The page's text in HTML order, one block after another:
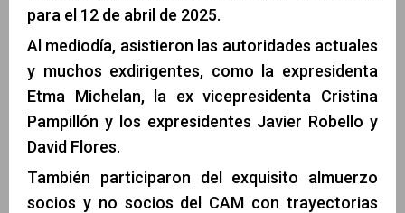
para el 12 de abril de 2025.
Al mediodía, asistieron las autoridades actuales
y muchos exdirigentes, como la expresidenta
Etma Michelan, la ex vicepresidenta Cristina
Pampillón y los expresidentes Javier Robello y
David Flores.
También participaron del exquisito almuerzo
socios y no socios del CAM con trayectorias